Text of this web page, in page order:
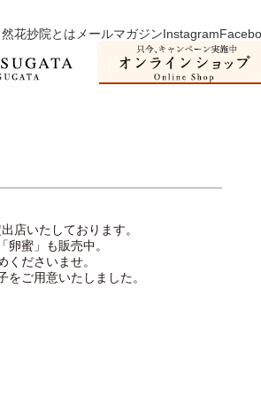
然花抄院とは メールマガジンInstagram
店いたしております。
蜜」も販売中。
ださいませ。
ご用意いたしました。